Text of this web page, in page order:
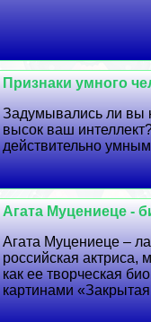
Признаки умного
Задумывались ли вы
высок ваш
действительно
Агата Муцениеце -
Агата Муцениеце –
российская актриса,
как ее творческая
картинами